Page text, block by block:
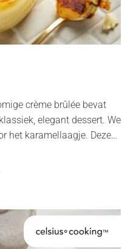
crème brûlée bevat
elegant dessert. We
het karamellaagje. Deze